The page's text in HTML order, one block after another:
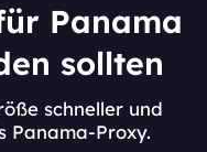
Panama
sollten
schneller und
Panama-Proxy.